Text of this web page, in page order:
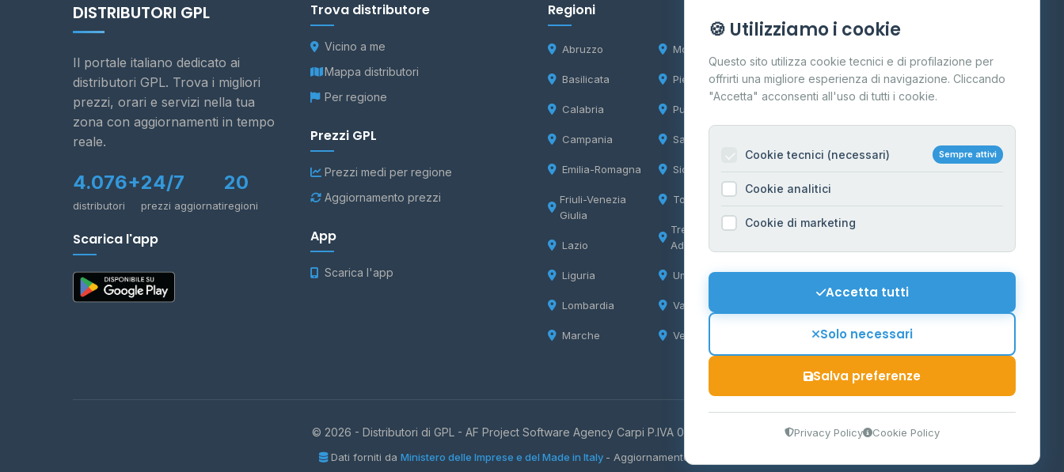
DISTRIBUTORI GPL
Il portale italiano dedicato ai
distributori GPL. Trova i migliori
prezzi, orari e servizi nella tua
zona con aggiornamenti in tempo
reale.
4.076+
distributori
24/7
prezzi aggiornati
20
regioni
Scarica l'app
Trova distributore
Vicino a me
Mappa distributori
Per regione
Prezzi GPL
Prezzi medi per regione
Aggiornamento prezzi
App
Scarica l'app
Regioni
Abruzzo
Basilicata
Calabria
Campania
Emilia-Romagna
Friuli-Venezia
Giulia
Lazio
Liguria
Lombardia
Marche
Molise
Piemonte
Puglia
Sardegna
Sicilia
Toscana
Trentino-Alto
Adige
Umbria
Valle d'Aosta
Veneto
Contatti
Per gestori
Informazioni legali
Privacy Policy
Cookie Policy
Mappa del sito
Contattaci
© 2026 - Distributori di GPL - AF Project Software Agency Carpi P.IVA 03859300364
Dati forniti da Ministero delle Imprese e del Made in Italy - Aggiornamento quotidiano
🍪 Utilizziamo i cookie
Questo sito utilizza cookie tecnici e di profilazione per
offrirti una migliore esperienza di navigazione. Cliccando
"Accetta" acconsenti all'uso di tutti i cookie.
Cookie tecnici (necessari) Sempre attivi
Cookie analitici
Cookie di marketing
Accetta tutti
Solo necessari
Salva preferenze
Privacy Policy Cookie Policy